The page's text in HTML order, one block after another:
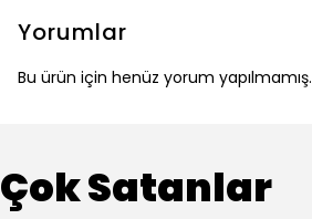
Yorumlar
Bu ürün için henüz yorum yapılmamış.
Çok Satanlar